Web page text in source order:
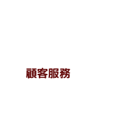
顧客服務